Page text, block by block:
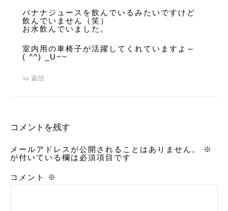
バナナジュースを飲んでいるみたいですけど
飲んでいません（笑）
お水飲んでいました。
室内用の車椅子が活躍してくれていますよ～
( ^^) _U~~
返信
コメントを残す
メールアドレスが公開されることはありません。
※
が付いている欄は必須項目です
コメント ※